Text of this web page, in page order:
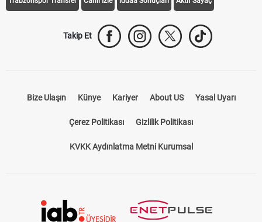
Takip Et
Bize Ulaşın Künye Kariyer About US Yasal Uyarı
Çerez Politikası Gizlilik Politikası
KVKK Aydınlatma Metni Kurumsal